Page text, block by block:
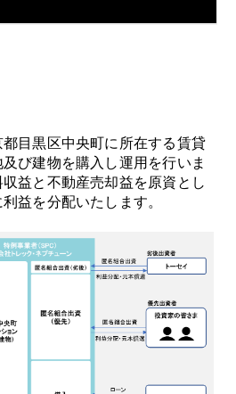
目黒区中央町に所在する賃貸
び建物を購入し運用を行いま
益と不動産売却益を原資とし
益を分配いたします。